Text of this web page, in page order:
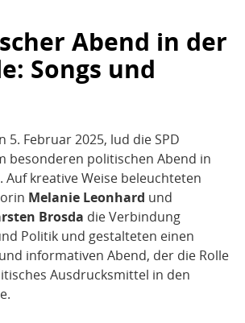
Abend in der
Songs und
5. Februar 2025, lud die SPD
besonderen politischen Abend in
Auf kreative Weise beleuchteten
Melanie Leonhard und
Brosda die Verbindung
Politik und gestalteten einen
informativen Abend, der die Rolle
Ausdrucksmittel in den